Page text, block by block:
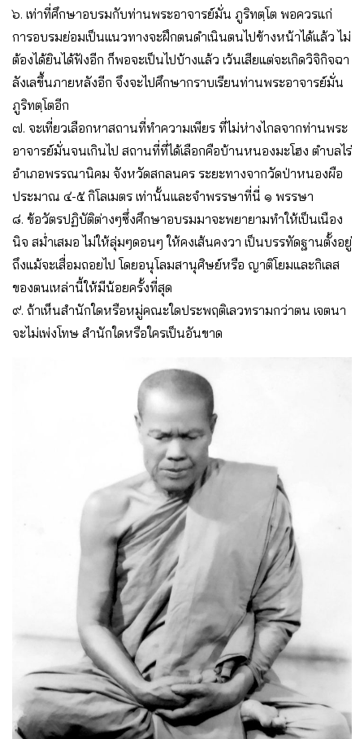
๖. เท่าที่ศึกษาอบรมกับท่านพระอาจารย์มั่น ภูริทตฺโต พอควรแก่
การอบรมย่อมเป็นแนวทางจะฝึกตนดำเนินตนไปข้างหน้าได้แล้ว ไม่
ต้องได้ยินได้ฟังอีก ก็พอจะเป็นไปบ้างแล้ว เว้นเสียแต่จะเกิดวิจิกิจฉา
ลังเลขึ้นภายหลังอีก จึงจะไปศึกษากราบเรียนท่านพระอาจารย์มั่น
ภูริทตฺโตอีก
๗. จะเที่ยวเลือกหาสถานที่ทำความเพียร ที่ไม่ห่างไกลจากท่านพระ
อาจารย์มั่นจนเกินไป สถานที่ที่ได้เลือกคือบ้านหนองมะโฮง ตำบลไร่
อำเภอพรรณานิคม จังหวัดสกลนคร ระยะทางจากวัดป่าหนองผือ
ประมาณ ๔-๕ กิโลเมตร เท่านั้นและจำพรรษาที่นี่ ๑ พรรษา
๘. ข้อวัตรปฏิบัติต่างๆซึ่งศึกษาอบรมมาจะพยายามทำให้เป็นเนือง
นิจ สม่ำเสมอ ไม่ให้ลุ่มๆดอนๆ ให้คงเส้นคงวา เป็นบรรทัดฐานตั้งอยู่
ถึงแม้จะเสื่อมถอยไป โดยอนุโลมสานุศิษย์หรือ ญาติโยมและกิเลส
ของตนเหล่านี้ให้มีน้อยครั้งที่สุด
๙. ถ้าเห็นสำนักใดหรือหมู่คณะใดประพฤติเลวทรามกว่าตน เจตนา
จะไม่เพ่งโทษ สำนักใดหรือใครเป็นอันขาด